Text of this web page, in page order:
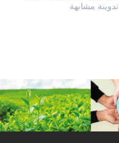
تدوينة مشابهة